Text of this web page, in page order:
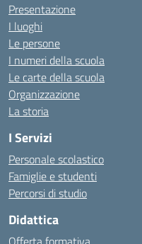
Presentazione
I luoghi
Le persone
I numeri della scuola
Le carte della scuola
Organizzazione
La storia
I Servizi
Personale scolastico
Famiglie e studenti
Percorsi di studio
Didattica